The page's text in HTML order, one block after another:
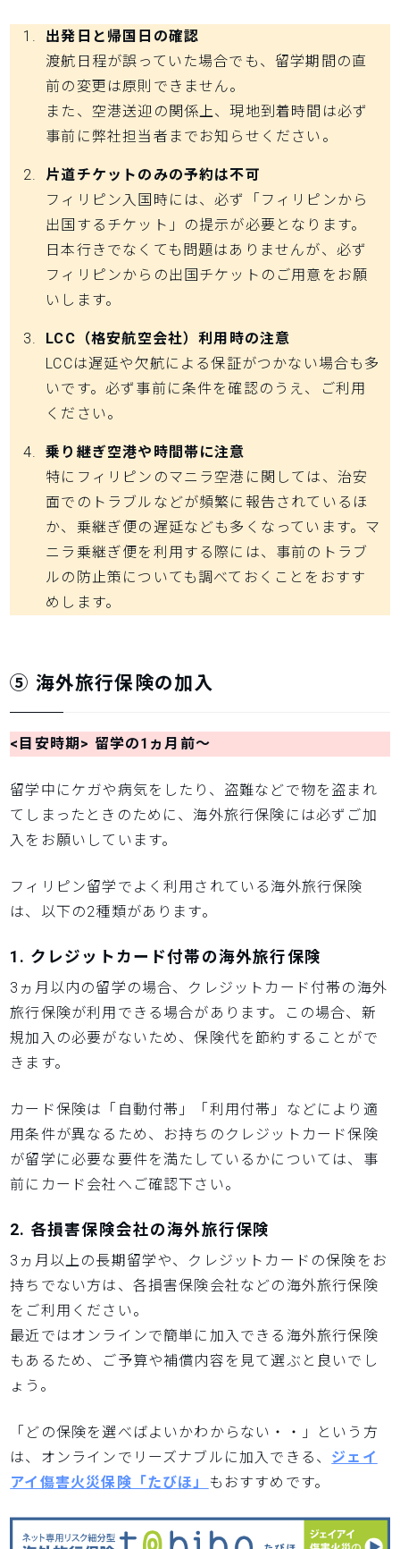
出発日と帰国日の確認
渡航日程が誤っていた場合でも、留学期間の直
前の変更は原則できません。
また、空港送迎の関係上、現地到着時間は必ず
事前に弊社担当者までお知らせください。
片道チケットのみの予約は不可
フィリピン入国時には、必ず「フィリピンから
出国するチケット」の提示が必要となります。
日本行きでなくても問題はありませんが、必ず
フィリピンからの出国チケットのご用意をお願
いします。
LCC（格安航空会社）利用時の注意
LCCは遅延や欠航による保証がつかない場合も多
いです。必ず事前に条件を確認のうえ、ご利用
ください。
乗り継ぎ空港や時間帯に注意
特にフィリピンのマニラ空港に関しては、治安
面でのトラブルなどが頻繁に報告されているほ
か、乗継ぎ便の遅延なども多くなっています。マ
ニラ乗継ぎ便を利用する際には、事前のトラブ
ルの防止策についても調べておくことをおすす
めします。
⑤ 海外旅行保険の加入
<目安時期> 留学の1ヵ月前～
留学中にケガや病気をしたり、盗難などで物を盗まれ
てしまったときのために、海外旅行保険には必ずご加
入をお願いしています。
フィリピン留学でよく利用されている海外旅行保険
は、以下の2種類があります。
1. クレジットカード付帯の海外旅行保険
3ヵ月以内の留学の場合、クレジットカード付帯の海外
旅行保険が利用できる場合があります。この場合、新
規加入の必要がないため、保険代を節約することがで
きます。
カード保険は「自動付帯」「利用付帯」などにより適
用条件が異なるため、お持ちのクレジットカード保険
が留学に必要な要件を満たしているかについては、事
前にカード会社へご確認下さい。
2. 各損害保険会社の海外旅行保険
3ヵ月以上の長期留学や、クレジットカードの保険をお
持ちでない方は、各損害保険会社などの海外旅行保険
をご利用ください。
最近ではオンラインで簡単に加入できる海外旅行保険
もあるため、ご予算や補償内容を見て選ぶと良いでし
ょう。
「どの保険を選べばよいかわからない・・」という方
は、オンラインでリーズナブルに加入できる、 ジェイ
アイ傷害火災保険「たびほ」
もおすすめです。